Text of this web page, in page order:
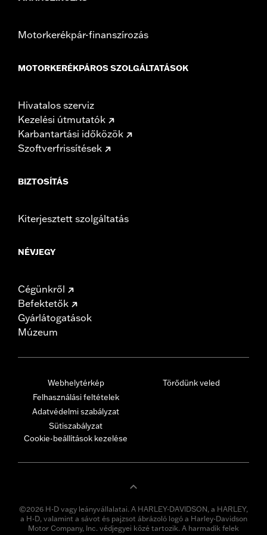
Motorkerékpár-finanszírozás
MOTORKERÉKPÁROS SZOLGÁLTATÁSOK
Hivatalos szerviz
Kezelési útmutatók
Karbantartási időközök
Szoftverfrissítések
BIZTOSÍTÁS
Kiterjesztett szolgáltatás
NÉVJEGY
Cégünkről
Befektetők
Gyárlátogatások
Múzeum
Webhelytérkép
Felhasználási feltételek
Adatvédelmi szabályzat
Sütiszabályzat
Cookie-beállítások kezelése
Törődünk veled
©2026 H-D vagy leányvállalatai. A HARLEY-DAVIDSON, a HARLEY,
a H-D, valamint a sávot és pajzsot ábrázoló logó a Harley-Davidson
Motor Company, Inc. védjegyei közé tartozik. A harmadik felek